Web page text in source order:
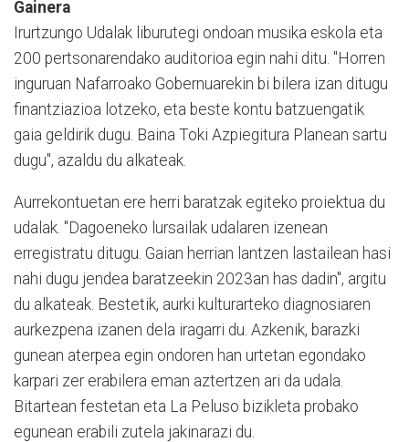
Gainera
Irurtzungo Udalak liburutegi ondoan musika eskola eta
200 pertsonarendako auditorioa egin nahi ditu. ″Horren
inguruan Nafarroako Gobernuarekin bi bilera izan ditugu
finantziazioa lotzeko, eta beste kontu batzuengatik
gaia geldirik dugu. Baina Toki Azpiegitura Planean sartu
dugu″, azaldu du alkateak.
Aurrekontuetan ere herri baratzak egiteko proiektua du
udalak. ″Dagoeneko lursailak udalaren izenean
erregistratu ditugu. Gaian herrian lantzen lastailean hasi
nahi dugu jendea baratzeekin 2023an has dadin″, argitu
du alkateak. Bestetik, aurki kulturarteko diagnosiaren
aurkezpena izanen dela iragarri du. Azkenik, barazki
gunean aterpea egin ondoren han urtetan egondako
karpari zer erabilera eman aztertzen ari da udala.
Bitartean festetan eta La Peluso bizikleta probako
egunean erabili zutela jakinarazi du.